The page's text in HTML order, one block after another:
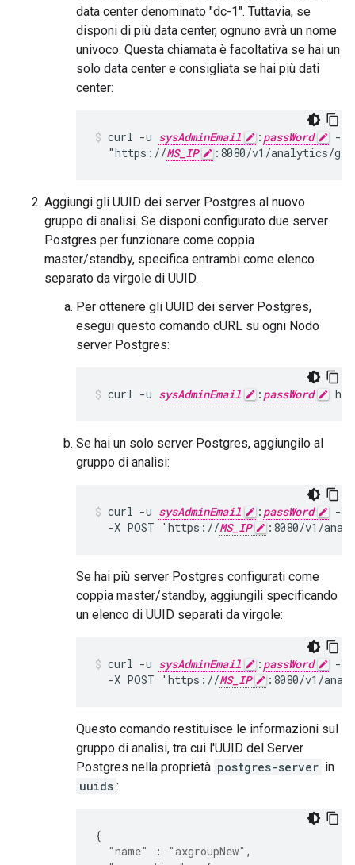
data center denominato "dc-1". Tuttavia, se
disponi di più data center, ognuno avrà un nome
univoco. Questa chiamata è facoltativa se hai un
solo data center e consigliata se hai più dati
center:
curl -u sysAdminEmail : passWord
-X
  "https://
MS_IP :8080/v1/analytics/
Aggiungi gli UUID dei server Postgres al nuovo
gruppo di analisi. Se disponi configurato due server
Postgres per funzionare come coppia
master/standby, specifica entrambi come elenco
separato da virgole di UUID.
Per ottenere gli UUID dei server Postgres,
esegui questo comando cURL su ogni Nodo
server Postgres:
curl -u sysAdminEmail : passWord
Se hai un solo server Postgres, aggiungilo al
gruppo di analisi:
curl -u sysAdminEmail : passWord
-H
  -X POST 'https://
MS_IP :8080/v1/
Se hai più server Postgres configurati come
coppia master/standby, aggiungili specificando
un elenco di UUID separati da virgole:
curl -u sysAdminEmail : passWord
-H
  -X POST 'https://
MS_IP :8080/v1/
Questo comando restituisce le informazioni sul
gruppo di analisi, tra cui l'UUID del Server
Postgres nella proprietà postgres-server in
uuids :
{
"name"
: "axgroupNew" ,